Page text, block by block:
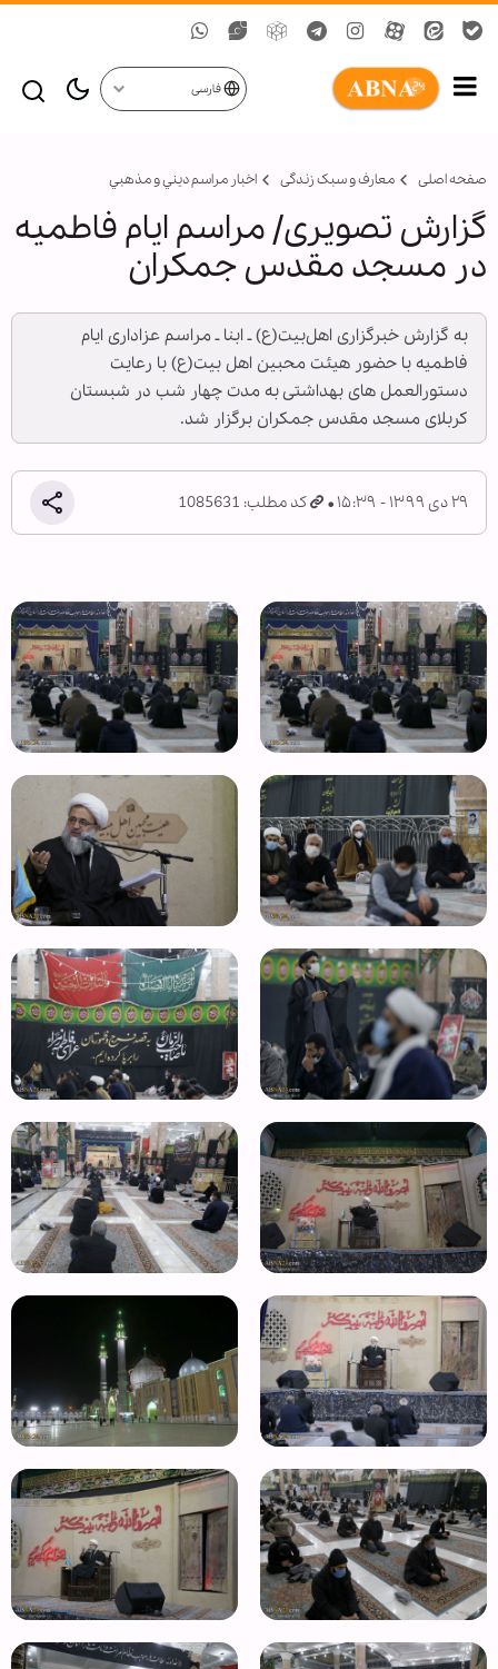
فارسی
صفحه اصلی معارف و سبک زندگی اخبار مراسم ديني و مذهبي
گزارش تصویری/ مراسم ایام فاطمیه
در مسجد مقدس جمکران
به گزارش خبرگزاری اهل‌بیت(ع) ـ ابنا ـ مراسم عزاداری ایام
فاطمیه با حضور هیئت محبین اهل بیت(ع) با رعایت
دستورالعمل های بهداشتی به مدت چهار شب در شبستان
کربلای مسجد مقدس جمکران برگزار شد.
۲۹ دی ۱۳۹۹ - ۱۵:۳۹ کد مطلب: 1085631